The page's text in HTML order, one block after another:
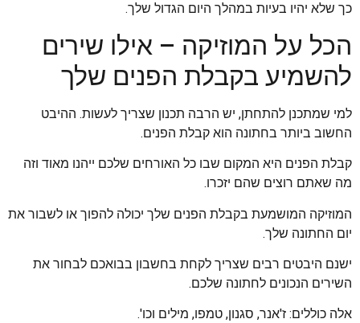
כך שלא יהיו בעיות במהלך היום הגדול שלך.
הכל על המוזיקה – אילו שירים
להשמיע בקבלת הפנים שלך
למי שמתכנן להתחתן, יש הרבה תכנון שצריך לעשות. ההיבט
החשוב ביותר בחתונה הוא קבלת הפנים.
קבלת הפנים היא המקום שבו כל האורחים שלכם ייהנו מאוד וזה
מה שאתם רוצים שהם יזכרו.
המוזיקה המושמעת בקבלת הפנים שלך יכולה להפוך או לשבור את
יום החתונה שלך.
ישנם היבטים רבים שצריך לקחת בחשבון בבואכם לבחור את
השירים הנכונים לחתונה שלכם.
אלה כוללים: ז'אנר, סגנון, טמפו, מילים וכו'.